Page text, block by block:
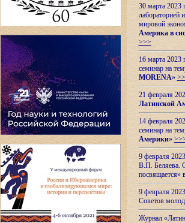
30 марта 2023
лабораторией
мировой
Америка в
>>>
16 марта 2023
семинар на
MORENA»
21 февраля
Латинской
14 февраля
семинар на
Америки»
9 февраля
В.П. Беляева.
посвящается»
9 февраля
Советов
Журнал